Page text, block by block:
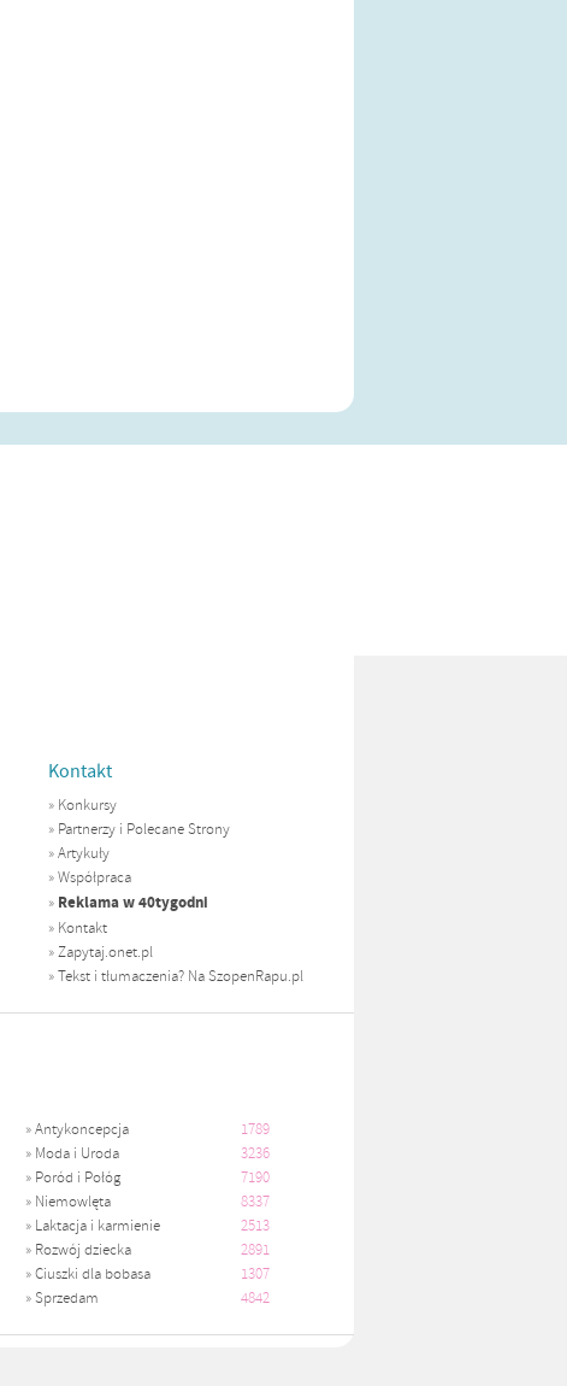
Kontakt
» Konkursy
» Partnerzy i Polecane Strony
»Artykuły
»Współpraca
» Reklama w 40tygodni
» Kontakt
»Zapytaj.onet.pl
»Tekst i tłumaczenia? Na SzopenRapu.pl
»Antykoncepcja
1789
» Moda i Uroda
3236
» Poród i Połóg
7190
» Niemowlęta
8337
» Laktacja i karmienie
2513
» Rozwój dziecka
2891
»Ciuszki dla bobasa
1307
»Sprzedam 4842